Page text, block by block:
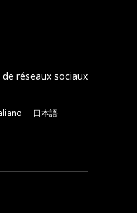
réseaux sociaux
日本語